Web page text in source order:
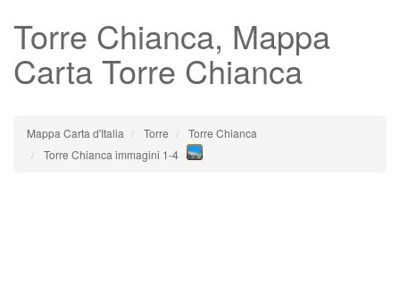
Torre Chianca, Mappa
Carta Torre Chianca
Mappa Carta d'Italia Torre
Torre Chianca
Torre Chianca immagini 1-4